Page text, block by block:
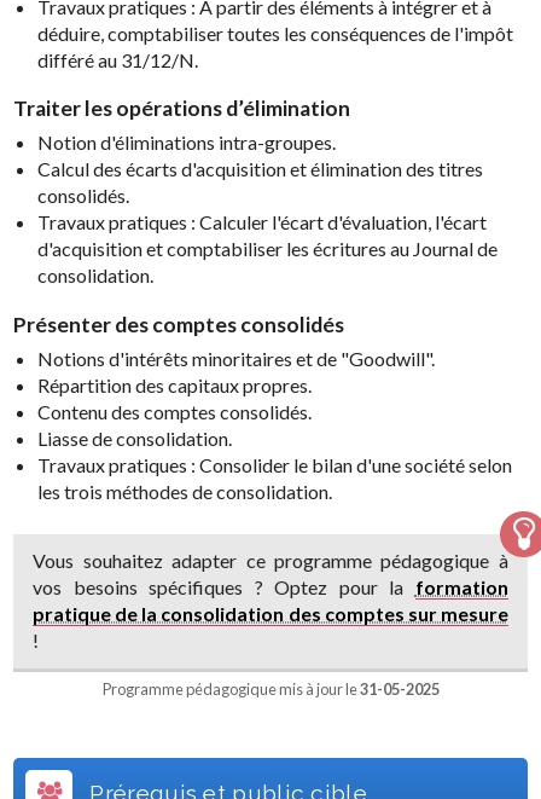
Travaux pratiques : A partir des éléments à intégrer et à
déduire, comptabiliser toutes les conséquences de l'impôt
différé au 31/12/N.
Traiter les opérations d’élimination
Notion d'éliminations intra-groupes.
Calcul des écarts d'acquisition et élimination des titres
consolidés.
Travaux pratiques : Calculer l'écart d'évaluation, l'écart
d'acquisition et comptabiliser les écritures au Journal de
consolidation.
Présenter des comptes consolidés
Notions d'intérêts minoritaires et de "Goodwill".
Répartition des capitaux propres.
Contenu des comptes consolidés.
Liasse de consolidation.
Travaux pratiques : Consolider le bilan d'une société selon
les trois méthodes de consolidation.
Vous souhaitez adapter ce programme pédagogique à
vos besoins spécifiques ? Optez pour la formation
pratique de la consolidation des comptes sur mesure
!
Programme pédagogique mis à jour le31-05-2025
Prérequis et public cible